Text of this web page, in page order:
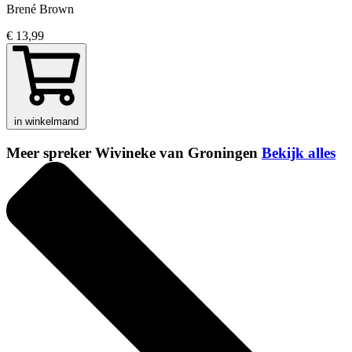
Brené Brown
€ 13,99
in winkelmand
Meer spreker Wivineke van Groningen Bekijk alles